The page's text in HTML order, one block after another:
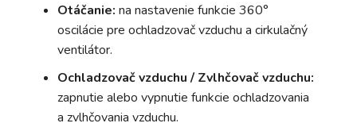
Otáčanie: na nastavenie funkcie 360°
oscilácie pre ochladzovač vzduchu a cirkulačný
ventilátor.
Ochladzovač vzduchu / Zvlhčovač vzduchu:
zapnutie alebo vypnutie funkcie ochladzovania
a zvlhčovania vzduchu.